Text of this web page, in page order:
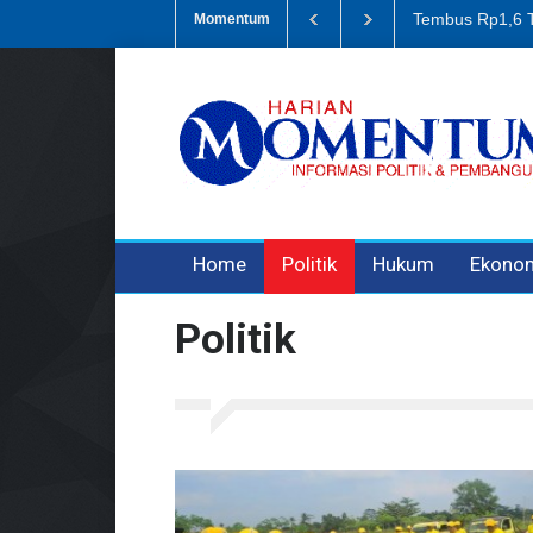
Momentum Korupsi
Home Politik Hukum
Politik